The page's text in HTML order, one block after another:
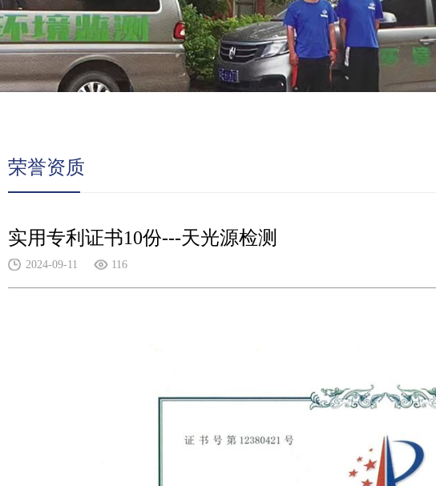
荣誉资质
实用专利证书10份---天光源检测
2024-09-11 116